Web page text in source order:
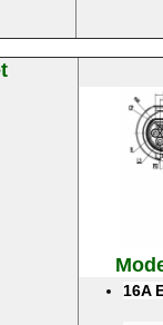
16A